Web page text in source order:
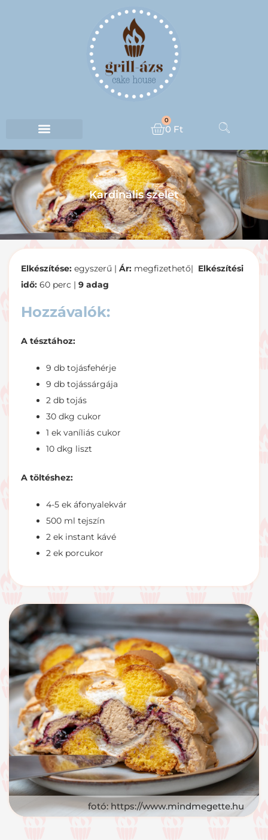
0 Ft
0
Kardinális szelet
fotó: https://www.mindmegette.hu
Elkészítése: egyszerű | Ár: megfizethető| Elkészítési
idő: 60 perc | 9 adag
Hozzávalók:
A tésztához:
9 db tojásfehérje
9 db tojássárgája
2 db tojás
30 dkg cukor
1 ek vaníliás cukor
10 dkg liszt
A töltéshez:
4-5 ek áfonyalekvár
500 ml tejszín
2 ek instant kávé
2 ek porcukor